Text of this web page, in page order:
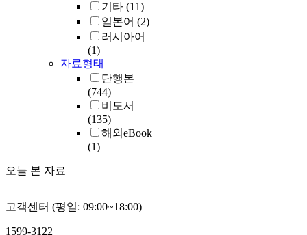
기타 (11)
일본어 (2)
러시아어
(1)
자료형태
단행본
(744)
비도서
(135)
해외eBook
(1)
오늘 본 자료
고객센터 (평일: 09:00~18:00)
1599-3122